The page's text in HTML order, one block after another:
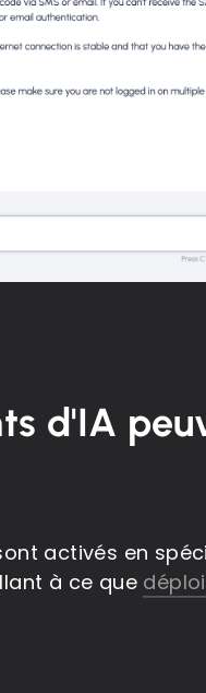
d'IA
activés en
à ce que